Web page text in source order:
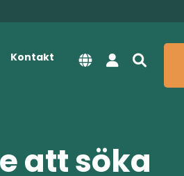
Kontakt
att söka